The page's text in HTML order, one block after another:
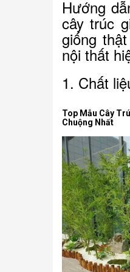
Hướng
cây trúc
giống
nội thất
1. Chất
Top Mẫu Cây
Chuộng Nhất